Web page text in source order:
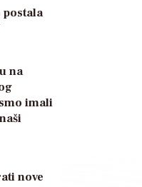
postala
na
imali
nove